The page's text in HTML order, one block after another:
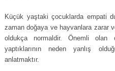
Küçük yaştaki çocuklarda empati
zaman doğaya ve hayvanlara zarar
oldukça normaldir. Önemli olan
yaptıklarının neden yanlış
anlatmaktır.